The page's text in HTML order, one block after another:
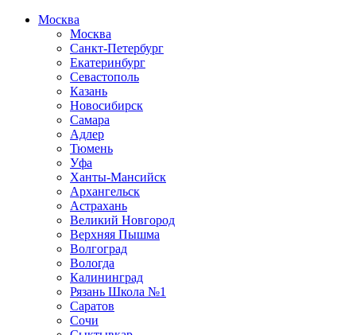
Москва
Москва
Санкт-Петербург
Екатеринбург
Севастополь
Казань
Новосибирск
Самара
Адлер
Тюмень
Уфа
Ханты-Мансийск
Архангельск
Астрахань
Великий Новгород
Верхняя Пышма
Волгоград
Вологда
Калининград
Рязань Школа №1
Саратов
Сочи